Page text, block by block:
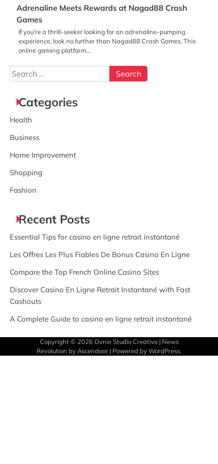
Adrenaline Meets Rewards at Nagad88 Crash
Games
If you’re a thrill-seeker looking for an adrenaline-pumping
experience, look no further than Nagad88 Crash Games. This
online gaming platform…
Search
for:
Categories
Health
Business
Home Improvement
Shopping
Fashion
Recent Posts
Essential Tips for casino en ligne retrait instantané
Les Offres Les Plus Fiables De Bonus Casino En Ligne
Compare the Top French Online Casino Sites
Discover Casino En Ligne Retrait Instantané with Fast
Cashouts
A Complete Guide to casino en ligne retrait instantané
Copyright © 2026 Ovnie Studio Creativo| News
Revolution by Ascendoor | Powered byWordPress.